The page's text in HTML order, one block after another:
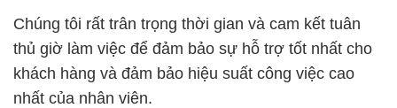
Chúng tôi rất trân trọng thời gian và cam kết tuân
thủ giờ làm việc để đảm bảo sự hỗ trợ tốt nhất cho
khách hàng và đảm bảo hiệu suất công việc cao
nhất của nhân viên.